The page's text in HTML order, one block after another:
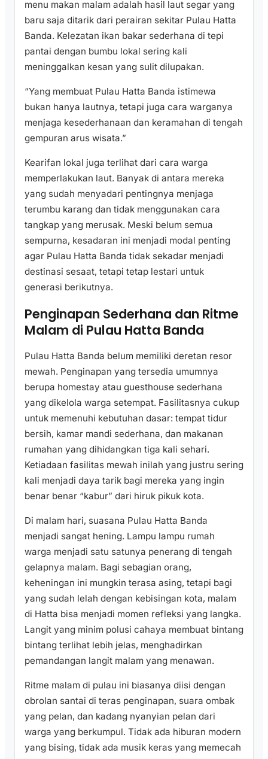
menu makan malam adalah hasil laut segar yang
baru saja ditarik dari perairan sekitar Pulau Hatta
Banda. Kelezatan ikan bakar sederhana di tepi
pantai dengan bumbu lokal sering kali
meninggalkan kesan yang sulit dilupakan.
“Yang membuat Pulau Hatta Banda istimewa
bukan hanya lautnya, tetapi juga cara warganya
menjaga kesederhanaan dan keramahan di tengah
gempuran arus wisata.”
Kearifan lokal juga terlihat dari cara warga
memperlakukan laut. Banyak di antara mereka
yang sudah menyadari pentingnya menjaga
terumbu karang dan tidak menggunakan cara
tangkap yang merusak. Meski belum semua
sempurna, kesadaran ini menjadi modal penting
agar Pulau Hatta Banda tidak sekadar menjadi
destinasi sesaat, tetapi tetap lestari untuk
generasi berikutnya.
Penginapan Sederhana dan Ritme
Malam di Pulau Hatta Banda
Pulau Hatta Banda belum memiliki deretan resor
mewah. Penginapan yang tersedia umumnya
berupa homestay atau guesthouse sederhana
yang dikelola warga setempat. Fasilitasnya cukup
untuk memenuhi kebutuhan dasar: tempat tidur
bersih, kamar mandi sederhana, dan makanan
rumahan yang dihidangkan tiga kali sehari.
Ketiadaan fasilitas mewah inilah yang justru sering
kali menjadi daya tarik bagi mereka yang ingin
benar benar “kabur” dari hiruk pikuk kota.
Di malam hari, suasana Pulau Hatta Banda
menjadi sangat hening. Lampu lampu rumah
warga menjadi satu satunya penerang di tengah
gelapnya malam. Bagi sebagian orang,
keheningan ini mungkin terasa asing, tetapi bagi
yang sudah lelah dengan kebisingan kota, malam
di Hatta bisa menjadi momen refleksi yang langka.
Langit yang minim polusi cahaya membuat bintang
bintang terlihat lebih jelas, menghadirkan
pemandangan langit malam yang menawan.
Ritme malam di pulau ini biasanya diisi dengan
obrolan santai di teras penginapan, suara ombak
yang pelan, dan kadang nyanyian pelan dari
warga yang berkumpul. Tidak ada hiburan modern
yang bising, tidak ada musik keras yang memecah